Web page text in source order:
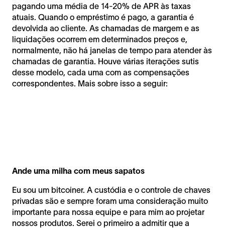
pagando uma média de 14-20% de APR às taxas
atuais. Quando o empréstimo é pago, a garantia é
devolvida ao cliente. As chamadas de margem e as
liquidações ocorrem em determinados preços e,
normalmente, não há janelas de tempo para atender às
chamadas de garantia. Houve várias iterações sutis
desse modelo, cada uma com as compensações
correspondentes. Mais sobre isso a seguir:
Ande uma milha com meus sapatos
Eu sou um bitcoiner. A custódia e o controle de chaves
privadas são e sempre foram uma consideração muito
importante para nossa equipe e para mim ao projetar
nossos produtos. Serei o primeiro a admitir que a